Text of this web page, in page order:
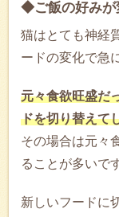
◆ご飯の好みが
猫はとても神経
ードの変化で急
元々食欲旺盛だ
ドを切り替えて
その場合は元々
ることが多いで
新しいフードに